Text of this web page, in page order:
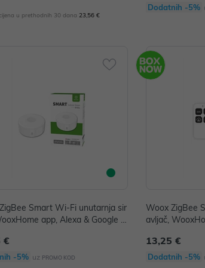
u prethodnih 30 dana 23,56 €
Dodatnih -5%
Smart Wi-Fi unutarnja sir
app, Alexa & Google A
€
-5% uz PROMO KOD
Woox ZigBee
avljač,
13,25 €
Dodatnih -5%